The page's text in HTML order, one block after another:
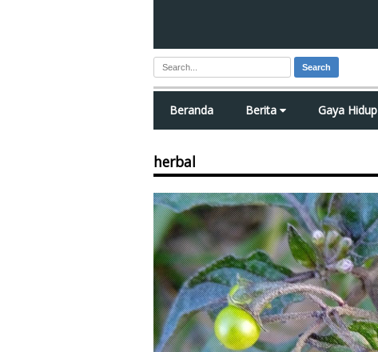
Search
Beranda Berita Gaya Hidup
herbal